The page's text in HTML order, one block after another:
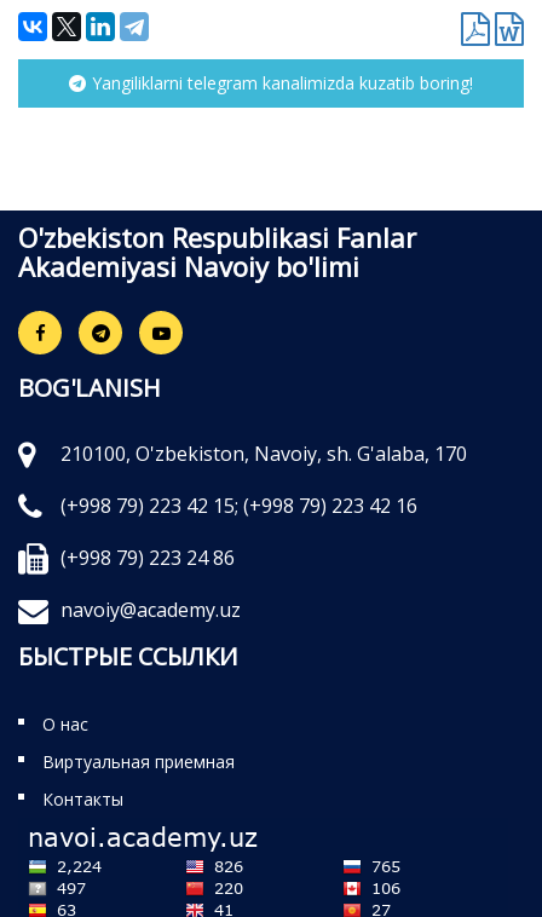
Yangiliklarni telegram kanalimizda kuzatib boring!
O'zbekiston Respublikasi Fanlar
Akademiyasi Navoiy bo'limi
BOG'LANISH
210100, O'zbekiston, Navoiy, sh. G'alaba, 170
(+998 79) 223 42 15; (+998 79) 223 42 16
(+998 79) 223 24 86
navoiy@academy.uz
БЫСТРЫЕ ССЫЛКИ
О нас
Виртуальная приемная
Контакты